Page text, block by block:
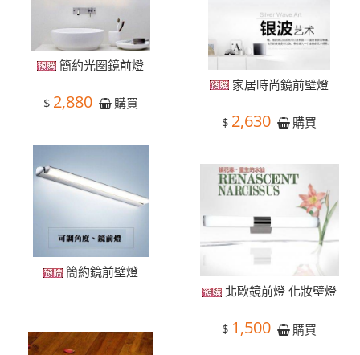
簡約光圈鏡前燈
$ 2,880 購買
家居時尚鏡前壁燈
$ 2,630 購買
簡約鏡前壁燈
北歐鏡前燈 化妝壁燈
$ 1,500 購買